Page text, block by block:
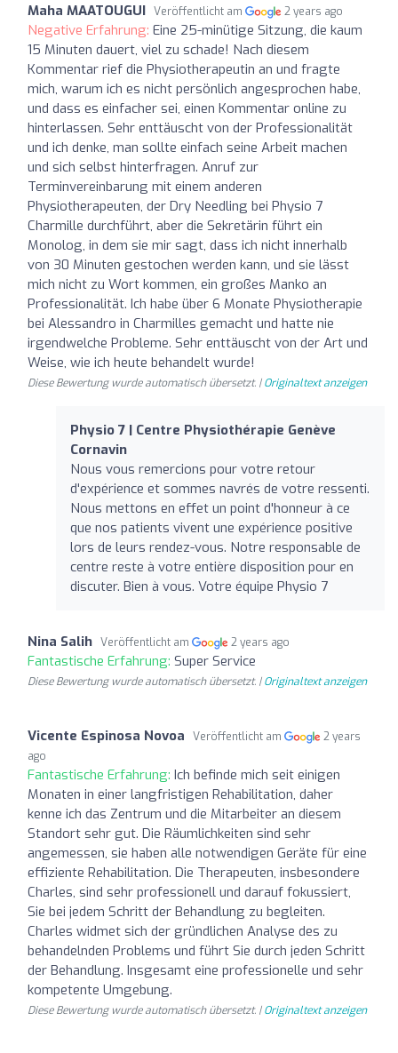
Maha MAATOUGUI Veröffentlicht am 2 years ago
Negative Erfahrung: Eine 25-minütige Sitzung, die kaum
15 Minuten dauert, viel zu schade! Nach diesem
Kommentar rief die Physiotherapeutin an und fragte
mich, warum ich es nicht persönlich angesprochen habe,
und dass es einfacher sei, einen Kommentar online zu
hinterlassen. Sehr enttäuscht von der Professionalität
und ich denke, man sollte einfach seine Arbeit machen
und sich selbst hinterfragen. Anruf zur
Terminvereinbarung mit einem anderen
Physiotherapeuten, der Dry Needling bei Physio 7
Charmille durchführt, aber die Sekretärin führt ein
Monolog, in dem sie mir sagt, dass ich nicht innerhalb
von 30 Minuten gestochen werden kann, und sie lässt
mich nicht zu Wort kommen, ein großes Manko an
Professionalität. Ich habe über 6 Monate Physiotherapie
bei Alessandro in Charmilles gemacht und hatte nie
irgendwelche Probleme. Sehr enttäuscht von der Art und
Weise, wie ich heute behandelt wurde!
Diese Bewertung wurde automatisch übersetzt. |Originaltext anzeigen
Physio 7 | Centre Physiothérapie Genève
Cornavin
Nous vous remercions pour votre retour
d'expérience et sommes navrés de votre ressenti.
Nous mettons en effet un point d'honneur à ce
que nos patients vivent une expérience positive
lors de leurs rendez-vous. Notre responsable de
centre reste à votre entière disposition pour en
discuter. Bien à vous. Votre équipe Physio 7
Nina Salih Veröffentlicht am 2 years ago
Fantastische Erfahrung: Super Service
Diese Bewertung wurde automatisch übersetzt. |Originaltext anzeigen
Vicente Espinosa Novoa Veröffentlicht am
2 years
ago
Fantastische Erfahrung: Ich befinde mich seit einigen
Monaten in einer langfristigen Rehabilitation, daher
kenne ich das Zentrum und die Mitarbeiter an diesem
Standort sehr gut. Die Räumlichkeiten sind sehr
angemessen, sie haben alle notwendigen Geräte für eine
effiziente Rehabilitation. Die Therapeuten, insbesondere
Charles, sind sehr professionell und darauf fokussiert,
Sie bei jedem Schritt der Behandlung zu begleiten.
Charles widmet sich der gründlichen Analyse des zu
behandelnden Problems und führt Sie durch jeden Schritt
der Behandlung. Insgesamt eine professionelle und sehr
kompetente Umgebung.
Diese Bewertung wurde automatisch übersetzt. |Originaltext anzeigen